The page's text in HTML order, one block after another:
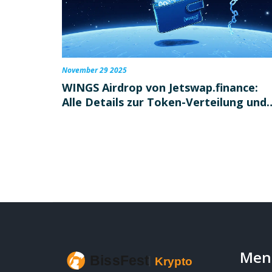
November 29 2025
WINGS Airdrop von Jetswap.finance:
Alle Details zur Token-Verteilung und